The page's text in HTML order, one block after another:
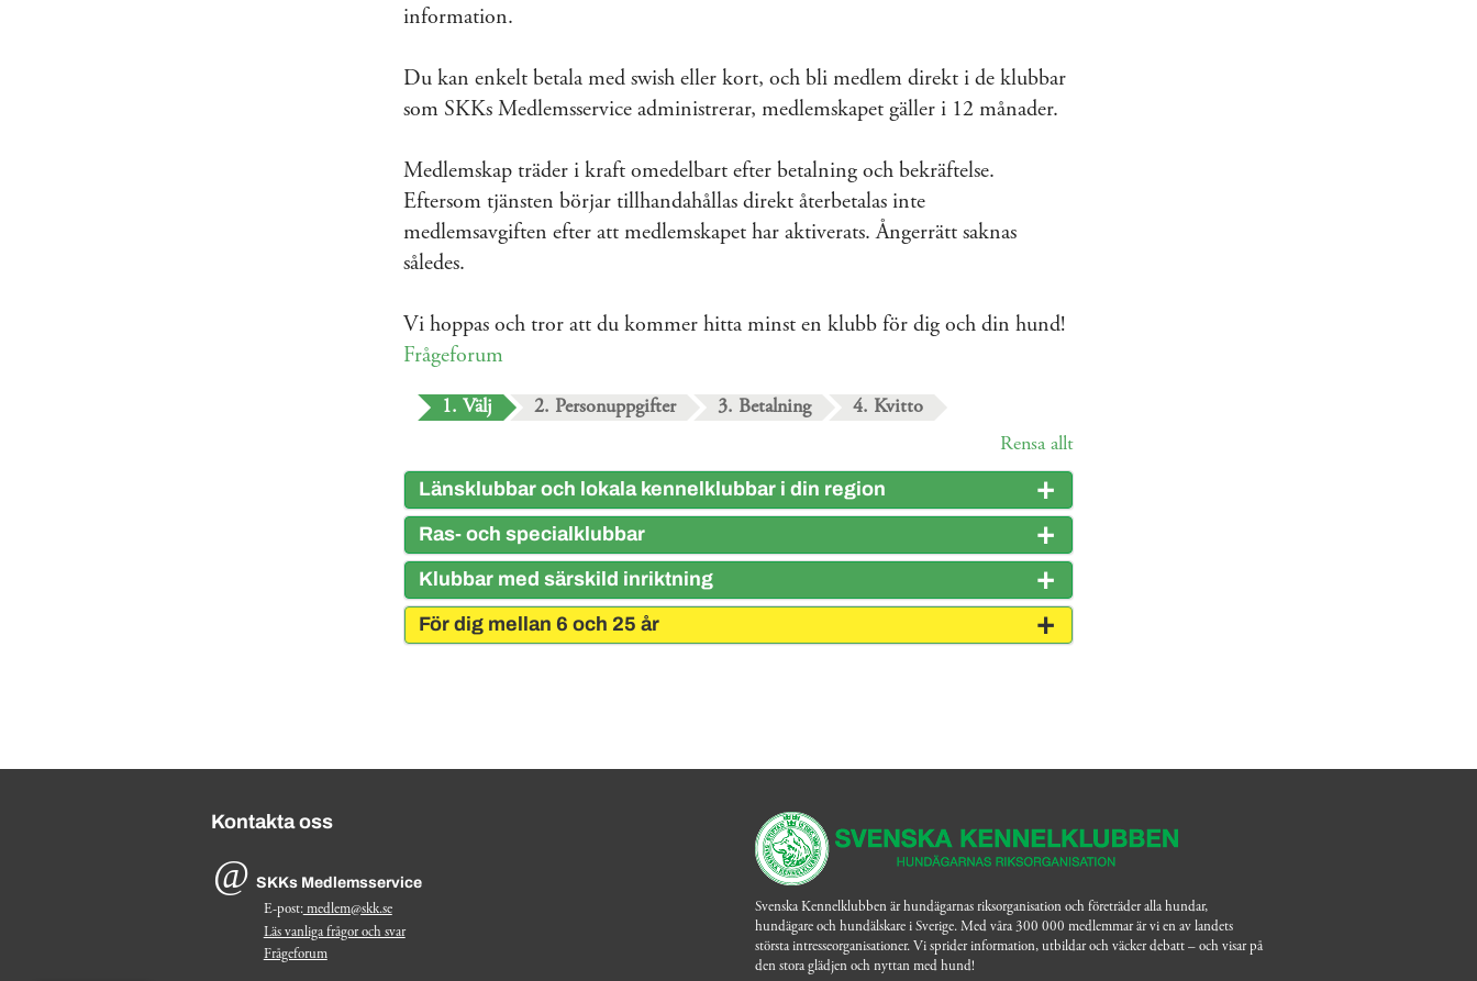
information.
Du kan enkelt betala med swish eller kort, och bli medlem direkt i de klubbar
som SKKs Medlemsservice administrerar, medlemskapet gäller i 12 månader.
Medlemskap träder i kraft omedelbart efter betalning och bekräftelse.
Eftersom tjänsten börjar tillhandahållas direkt återbetalas inte
medlemsavgiften efter att medlemskapet har aktiverats. Ångerrätt saknas
således.
Vi hoppas och tror att du kommer hitta minst en klubb för dig och din hund!
Frågeforum
1. Välj 2. Personuppgifter 3. Betalning
4. Kvitto
Rensa allt
Länsklubbar och lokala kennelklubbar i din region
Ras- och specialklubbar
Klubbar med särskild inriktning
För dig mellan 6 och 25 år
Kontakta oss
SKKs Medlemsservice
E-post:medlem@skk.se
Läs vanliga frågor och svar
Frågeforum
Svenska Kennelklubben är hundägarnas riksorganisation och företräder alla hundar,
hundägare och hundälskare i Sverige. Med våra 300 000 medlemmar är vi en av landets
största intresseorganisationer. Vi sprider information, utbildar och väcker debatt – och visar på
den stora glädjen och nyttan med hund!